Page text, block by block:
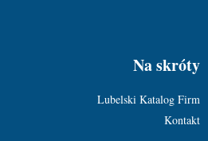
Na skróty
Lubelski Katalog Firm
Kontakt